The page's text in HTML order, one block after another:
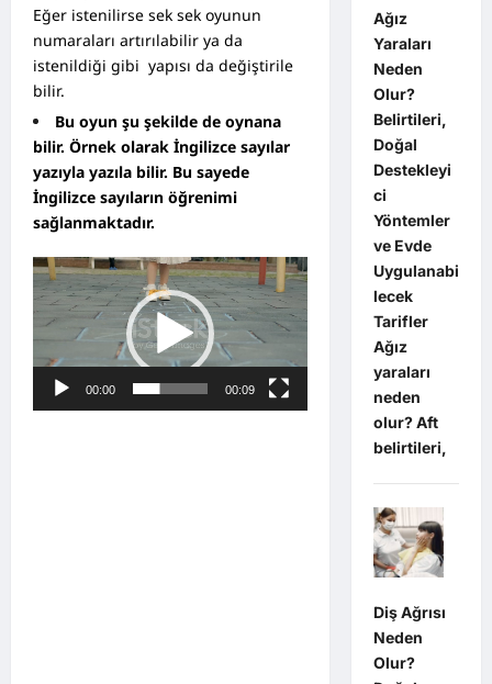
Eğer istenilirse sek sek oyunun
numaraları artırılabilir ya da
istenildiği gibi yapısı da değiştirile
bilir.
Bu oyun şu şekilde de oynana
bilir. Örnek olarak İngilizce sayılar
yazıyla yazıla bilir. Bu sayede
İngilizce sayıların öğrenimi
sağlanmaktadır.
Video
oynatıcı
00:00 00:09
Ağız
Yaraları
Neden
Olur?
Belirtileri,
Doğal
Destekleyi
ci
Yöntemler
ve Evde
Uygulanabi
lecek
Tarifler
Ağız
yaraları
neden
olur? Aft
belirtileri,
Diş Ağrısı
Neden
Olur?